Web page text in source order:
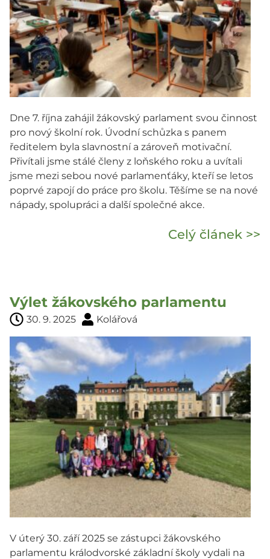
Dne 7. října zahájil žákovský parlament svou činnost
pro nový školní rok. Úvodní schůzka s panem
ředitelem byla slavnostní a zároveň motivační.
Přivítali jsme stálé členy z loňského roku a uvítali
jsme mezi sebou nové parlamenťáky, kteří se letos
poprvé zapojí do práce pro školu. Těšíme se na nové
nápady, spolupráci a další společné akce.
Celý článek >>
Výlet žákovského parlamentu
30. 9. 2025 Kolářová
V úterý 30. září 2025 se zástupci žákovského
parlamentu králodvorské základní školy vydali na